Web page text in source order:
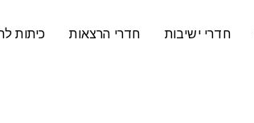
חדרי ישיבות חדרי הרצאות כיתות